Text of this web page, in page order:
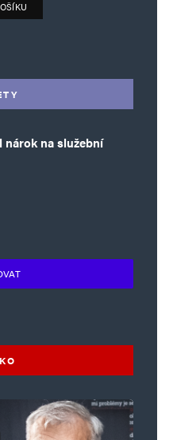
nárok na služební